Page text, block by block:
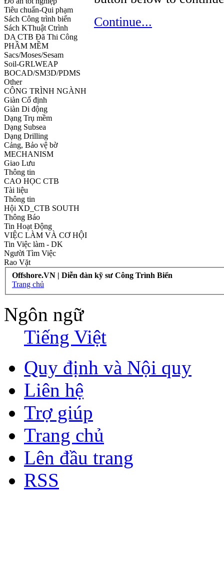
Tiêu chuẩn-Qui phạm
Sách Công trình biển
Sách KThuật Ctrình
DA CTB Đã Thi Công
PHẦM MỀM
Sacs/Moses/Sesam
Soil-GRLWEAP
BOCAD/SM3D/PDMS
Other
CÔNG TRÌNH NGÀNH
Giàn Cố định
Giàn Di động
Dạng Trụ mềm
Dạng Subsea
Dạng Drilling
Cảng, Bảo vệ bờ
MECHANISM
Giao Lưu
Thông tin
CAO HỌC CTB
Tài liệu
Thông tin
Hội XD_CTB SOUTH
Thông Báo
Tin Hoạt Động
VIỆC LÀM VÀ CƠ HỘI
Tin Việc làm - DK
Người Tìm Việc
Rao Vặt
Continue...
Offshore.VN | Diễn đàn kỹ sư Công Trình Biển
Trang chủ
Ngôn ngữ
Tiếng Việt
Quy định và Nội quy
Liên hệ
Trợ giúp
Trang chủ
Lên đầu trang
RSS